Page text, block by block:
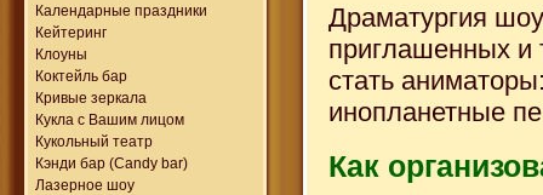
Календарные праздники
Кейтеринг
Клоуны
Коктейль бар
Кривые зеркала
Кукла с Вашим лицом
Кукольный театр
Кэнди бар (Candy bar)
Лазерное шоу
Драматургия
приглашенных и
стать
инопланетные
Как